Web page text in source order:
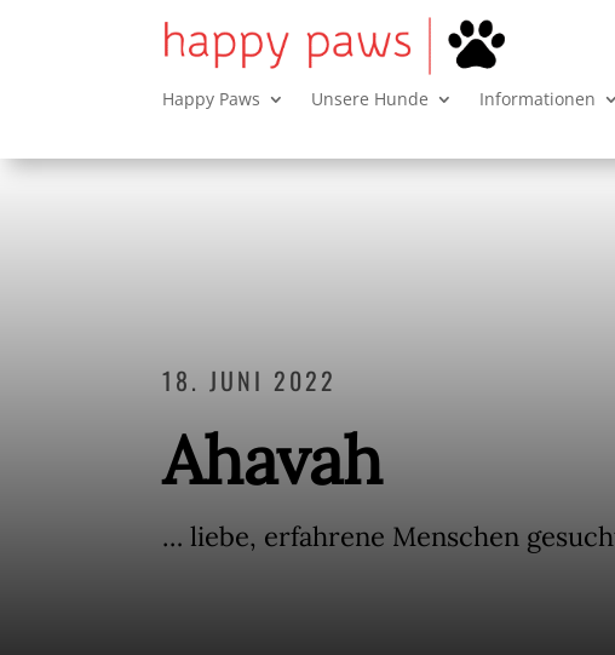
Happy Paws Unsere Hunde Informationen
18. JUNI 2022
Ahavah
… liebe, erfahrene Menschen